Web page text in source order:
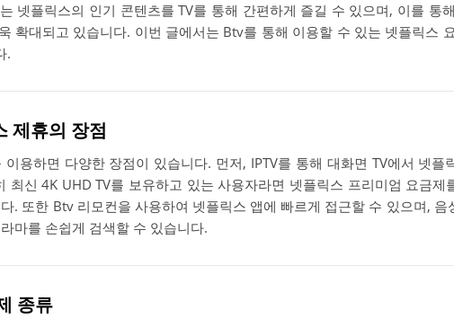
넷플릭스의 인기 콘텐츠를 TV를 통해 간편하게 즐길 수 있으며, 이를 통
확대되고 있습니다. 이번 글에서는 Btv를 통해 이용할 수 있는 넷플릭스
.
제휴의 장점
용하면 다양한 장점이 있습니다. 먼저, IPTV를 통해 대화면 TV에서 넷플
최신 4K UHD TV를 보유하고 있는 사용자라면 넷플릭스 프리미엄 요금제
. 또한 Btv 리모컨을 사용하여 넷플릭스 앱에 빠르게 접근할 수 있으며, 음
마를 손쉽게 검색할 수 있습니다.
종류